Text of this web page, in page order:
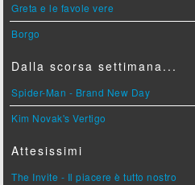
Greta e le favole vere
Borgo
Dalla scorsa settimana...
Spider-Man - Brand New Day
Kim Novak's Vertigo
Attesissimi
The Invite - Il piacere è tutto nostro